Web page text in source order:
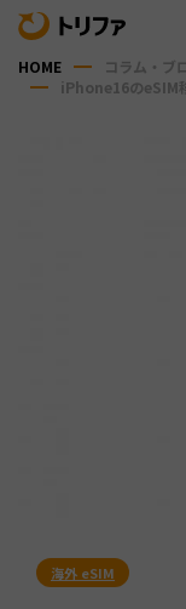
HOME コラム・ブ
iPhone16のeSIM
海外 eSIM